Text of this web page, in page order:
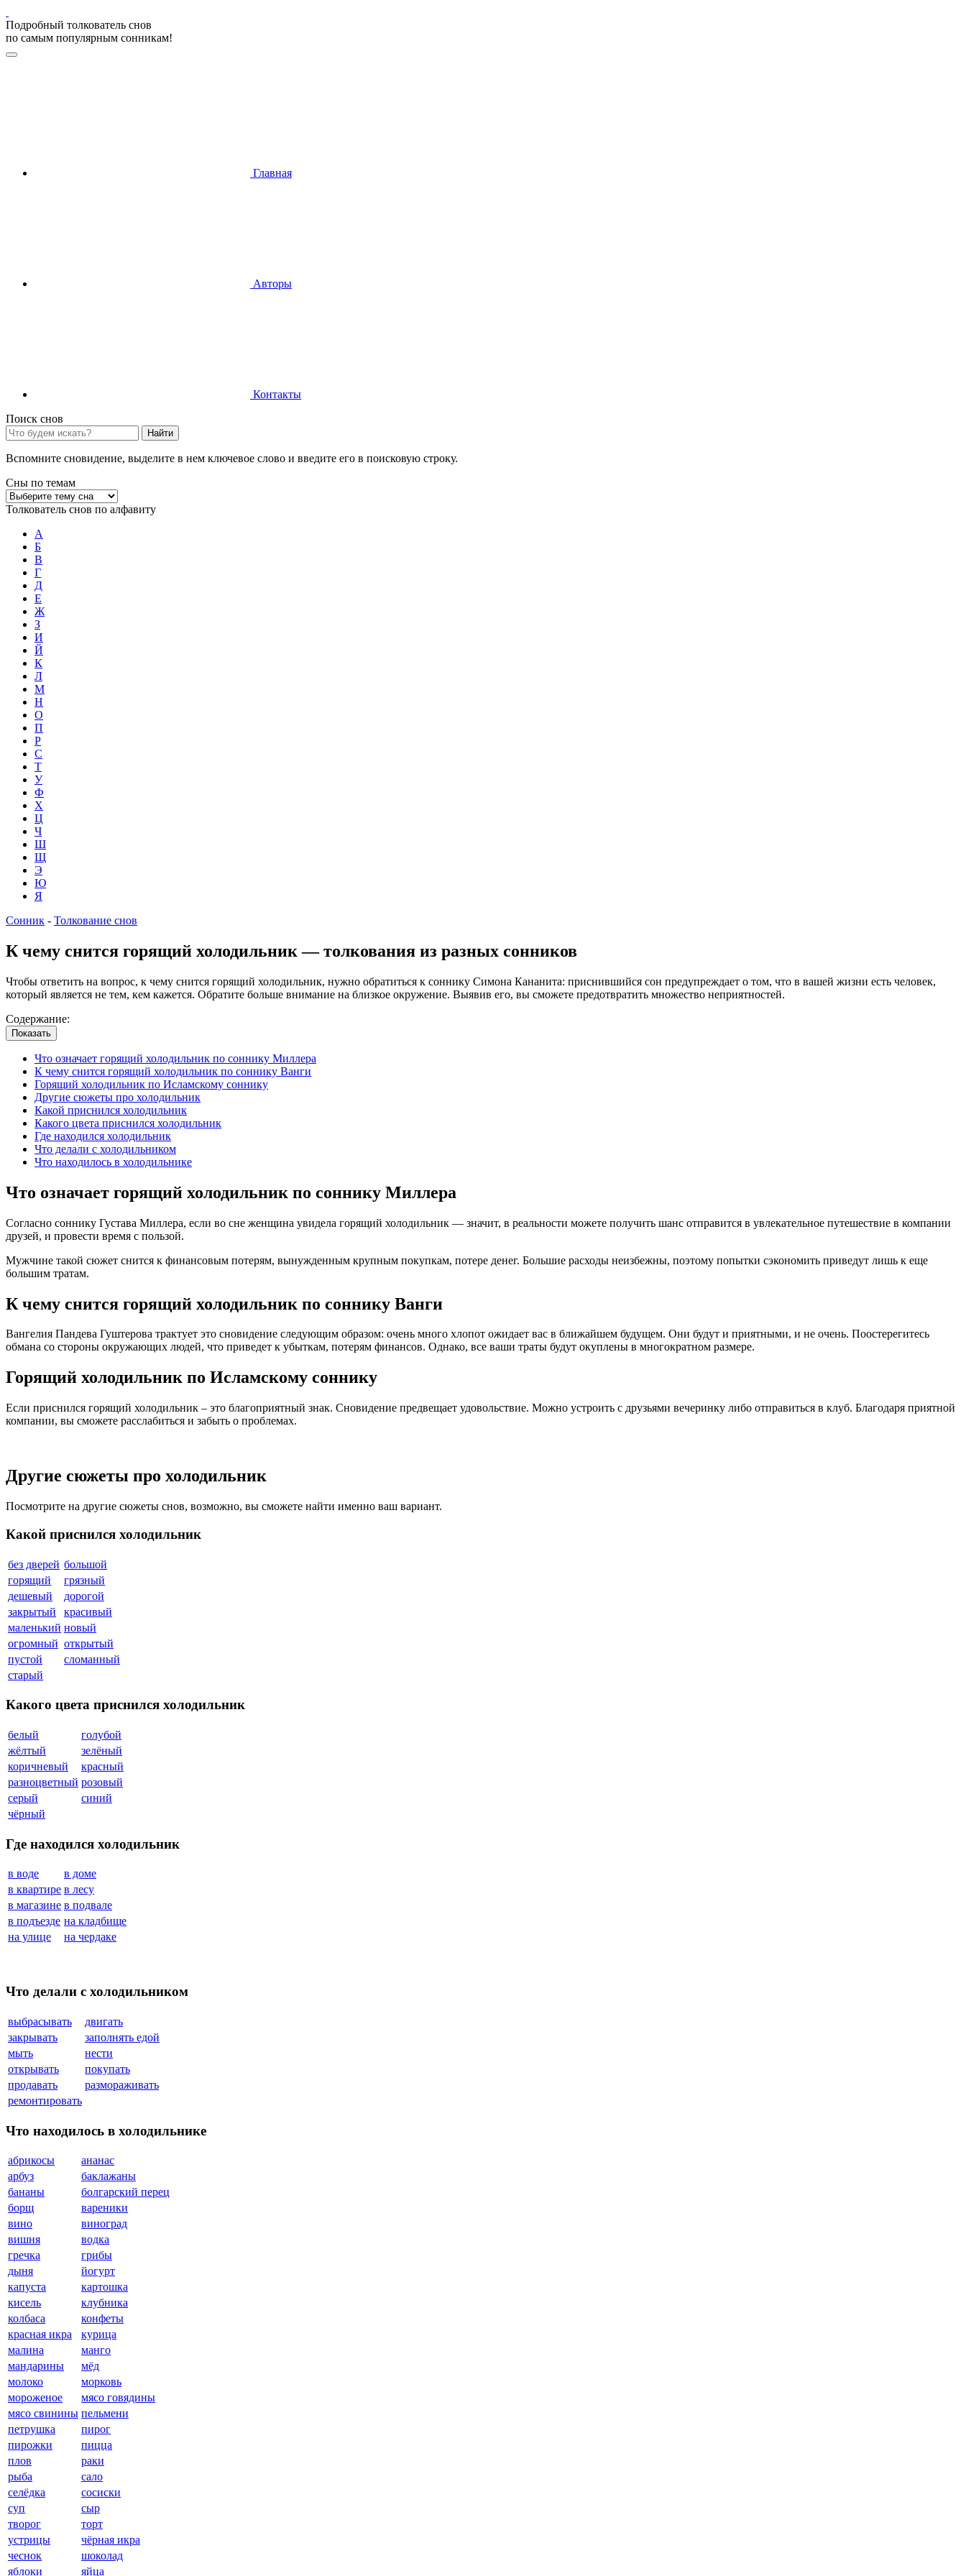
Подробный толкователь снов
по самым популярным сонникам!
Главная
Авторы
Контакты
Поиск снов
Найти
Вспомните сновидение, выделите в нем ключевое слово и введите его в поисковую строку.
Сны по темам
Толкователь снов по алфавиту
А
Б
В
Г
Д
Е
Ж
З
И
Й
К
Л
М
Н
О
П
Р
С
Т
У
Ф
Х
Ц
Ч
Ш
Щ
Э
Ю
Я
Сонник - Толкование снов
К чему снится горящий холодильник — толкования из разных сонников
Чтобы ответить на вопрос, к чему снится горящий холодильник, нужно обратиться к соннику Симона Кананита: приснившийся сон предупреждает о том, что в вашей жизни есть человек,
который является не тем, кем кажется. Обратите больше внимание на близкое окружение. Выявив его, вы сможете предотвратить множество неприятностей.
Содержание:
Показать
Что означает горящий холодильник по соннику Миллера
К чему снится горящий холодильник по соннику Ванги
Горящий холодильник по Исламскому соннику
Другие сюжеты про холодильник
Какой приснился холодильник
Какого цвета приснился холодильник
Где находился холодильник
Что делали с холодильником
Что находилось в холодильнике
Что означает горящий холодильник по соннику Миллера
Согласно соннику Густава Миллера, если во сне женщина увидела горящий холодильник — значит, в реальности можете получить шанс отправится в увлекательное путешествие в компании
друзей, и провести время с пользой.
Мужчине такой сюжет снится к финансовым потерям, вынужденным крупным покупкам, потере денег. Большие расходы неизбежны, поэтому попытки сэкономить приведут лишь к еще
большим тратам.
К чему снится горящий холодильник по соннику Ванги
Вангелия Пaндева Гуштерова трактует это сновидение следующим образом: очень много хлопот ожидает вас в ближайшем будущем. Они будут и приятными, и не очень. Поостерегитесь
обмана со стороны окружающих людей, что приведет к убыткам, потерям финансов. Однако, все ваши траты будут окуплены в многократном размере.
Горящий холодильник по Исламскому соннику
Если приснился горящий холодильник – это благоприятный знак. Сновидение предвещает удовольствие. Можно устроить с друзьями вечеринку либо отправиться в клуб. Благодаря приятной
компании, вы сможете расслабиться и забыть о проблемах.
Другие сюжеты про холодильник
Посмотрите на другие сюжеты снов, возможно, вы сможете найти именно ваш вариант.
Какой приснился холодильник
без дверей большой
горящий
грязный
дешевый
дорогой
закрытый
красивый
маленький новый
огромный открытый
пустой
сломанный
старый
Какого цвета приснился холодильник
белый
голубой
жёлтый
зелёный
коричневый
красный
разноцветный розовый
серый
синий
чёрный
Где находился холодильник
в воде
в доме
в квартире в лесу
в магазине в подвале
в подъезде на кладбище
на улице
на чердаке
Что делали с холодильником
выбрасывать
двигать
закрывать
заполнять едой
мыть
нести
открывать
покупать
продавать
размораживать
ремонтировать
Что находилось в холодильнике
абрикосы
ананас
арбуз
баклажаны
бананы
болгарский перец
борщ
вареники
вино
виноград
вишня
водка
гречка
грибы
дыня
йогурт
капуста
картошка
кисель
клубника
колбаса
конфеты
красная икра
курица
малина
манго
мандарины
мёд
молоко
морковь
мороженое
мясо говядины
мясо свинины пельмени
петрушка
пирог
пирожки
пицца
плов
раки
рыба
сало
селёдка
сосиски
суп
сыр
творог
торт
устрицы
чёрная икра
чеснок
шоколад
яблоки
яйца